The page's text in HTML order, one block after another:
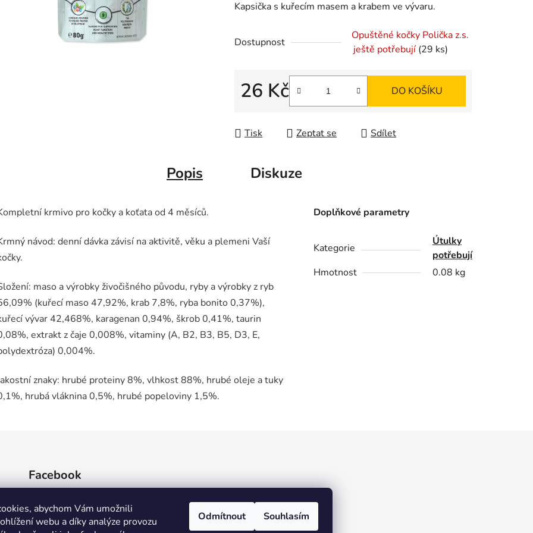
abychom Vám umožnili
webu a díky analýze provozu
Odmítnout Souhlasím
je
z
Kapsička s kuřecím masem a krabem ve vývaru.
Dostupnost
Opuštěné kočky Polička z.s.
ještě potřebují (29 ks)
26 Kč
Měrná cena:
DO KOŠÍKU
Tisk Zeptat se Sdílet
Popis Diskuze
krmivo pro kočky a koťata od 4 měsíců.
návod: denní dávka závisí na aktivitě, věku a plemeni Vaší
maso a výrobky živočišného původu, ryby a výrobky z ryb
(kuřecí maso 47,92%, krab 7,8%, ryba bonito 0,37%),
vývar 42,468%, karagenan 0,94%, škrob 0,41%, taurin
extrakt z čaje 0,008%, vitaminy (A, B2, B3, B5, D3, E,
0,004%.
znaky: hrubé proteiny 8%, vlhkost 88%, hrubé oleje a tuky
hrubá vláknina 0,5%, hrubé popeloviny 1,5%.
Doplňkové parametry
Kategorie
Útulky
potřebují
Hmotnost
0.08 kg
Facebook